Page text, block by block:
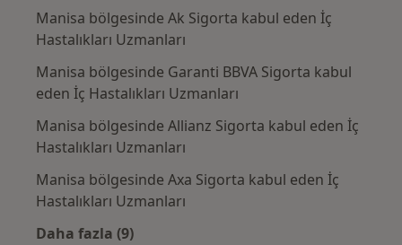
Manisa bölgesinde Ak Sigorta kabul eden İç
Hastalıkları Uzmanları
Manisa bölgesinde Garanti BBVA Sigorta kabul
eden İç Hastalıkları Uzmanları
Manisa bölgesinde Allianz Sigorta kabul eden İç
Hastalıkları Uzmanları
Manisa bölgesinde Axa Sigorta kabul eden İç
Hastalıkları Uzmanları
Daha fazla (9)